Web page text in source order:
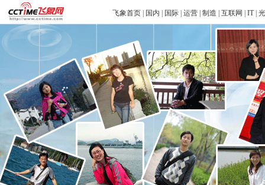
飞象首页 国内 国际 运营 制造 互联网 IT|